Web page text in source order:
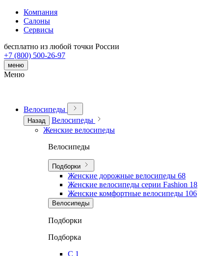
Компания
Салоны
Сервисы
бесплатно из любой точки России
+7 (800) 500-26-97
меню
Меню
Велосипеды
Назад
Велосипеды
Женские велосипеды
Велосипеды
Подборки
Женские дорожные велосипеды 68
Женские велосипеды серии Fashion 18
Женские комфортные велосипеды 106
Велосипеды
Подборки
Подборка
С 1